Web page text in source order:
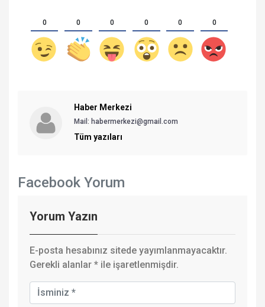
0 0 0 0 0 0
Haber Merkezi
Mail: habermerkezi@gmail.com
Tüm yazıları
Facebook Yorum
Yorum Yazın
E-posta hesabınız sitede yayımlanmayacaktır.
Gerekli alanlar * ile işaretlenmişdir.